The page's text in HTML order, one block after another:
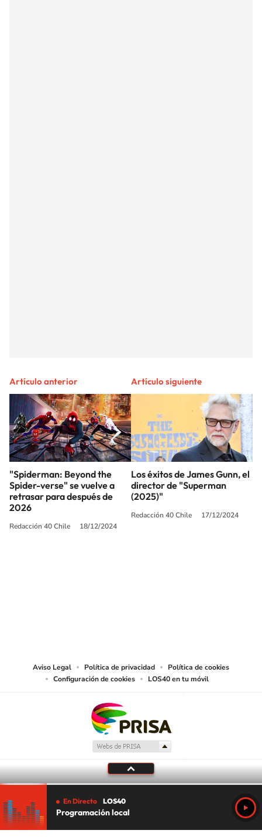
Artículo anterior
"Spiderman: Beyond the
Spider-verse" se vuelve a
retrasar para después de
2026
Redacción 40 Chile 18/12/2024
Artículo siguiente
Los éxitos de James Gunn, el
director de "Superman
(2025)"
Redacción 40 Chile 17/12/2024
Aviso Legal Política de privacidad
Política de cookies
Configuración de cookies
LOS40 en tu móvil
En Directo LOS40
Programación local